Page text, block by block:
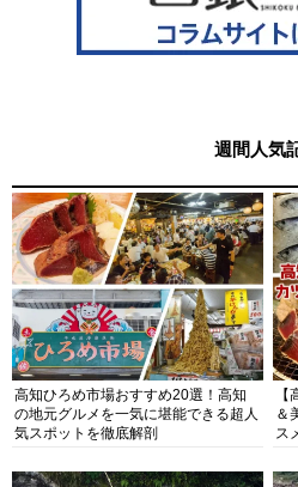
週間人気
高知ひろめ市場おすすめ20選！高知
の地元グルメを一気に堪能できる超人
気スポットを徹底解剖
＆
ス